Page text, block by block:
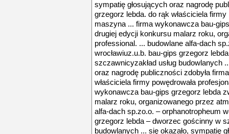
sympatię głosujących oraz nagrodę
grzegorz lebda. do rąk właściciela firmy
maszyna ... firma wykonawcza bau-
drugiej edycji konkursu malarz roku,
professional. ... budowlane alfa-dach
wrocławiuz.u.b. bau-gips grzegorz
szczawnicyzakład usług budowlanych
oraz nagrodę publiczności zdobyła
właściciela firmy powędrowała
wykonawcza bau-gips grzegorz lebda
malarz roku, organizowanego przez
alfa-dach sp.zo.o. – orphanotropheum
grzegorz lebda – dworzec gościnny w
budowlanych ... się okazało, sympatię